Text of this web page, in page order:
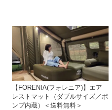
【FORENIA(フォレニア)】エア
レストマット（ダブルサイズ／ポ
ンプ内蔵）＜送料無料＞